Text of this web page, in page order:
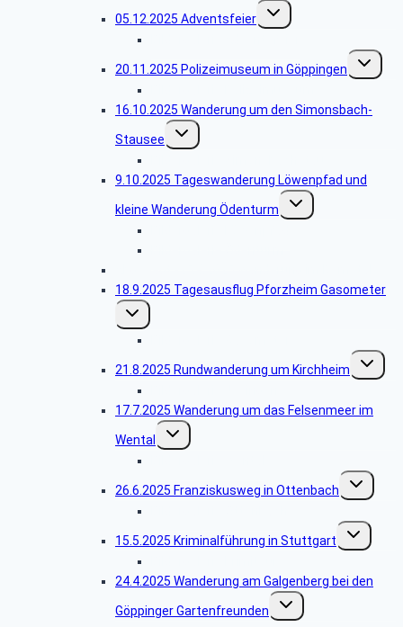
05.12.2025 Adventsfeier
Untermenü
umschalten
20.11.2025 Polizeimuseum in Göppingen
16.10.2025 Wanderung um den Simonsbach-
Stausee
Untermenü
umschalten
9.10.2025 Tageswanderung Löwenpfad und
kleine Wanderung Ödenturm
Untermenü
umschalten
18.9.2025 Tagesausflug Pforzheim Gasometer
Untermenü
umschalten
21.8.2025 Rundwanderung um Kirchheim
17.7.2025 Wanderung um das Felsenmeer im
Wental
Untermenü
umschalten
26.6.2025 Franziskusweg in Ottenbach
Untermenü
umschalten
15.5.2025 Kriminalführung in Stuttgart
Untermenü
umschalten
24.4.2025 Wanderung am Galgenberg bei den
Göppinger Gartenfreunden
Untermenü
umschalten